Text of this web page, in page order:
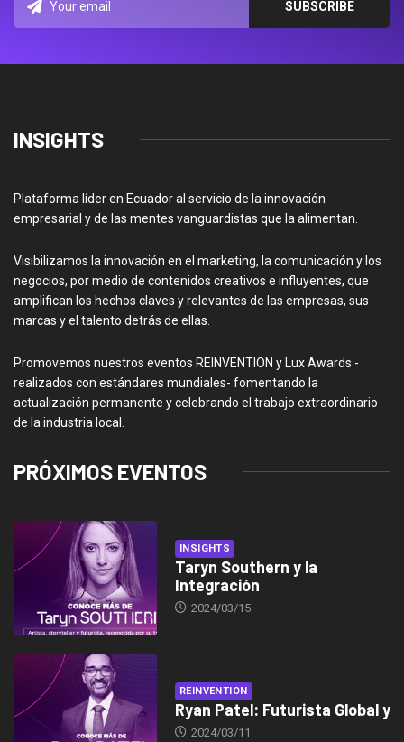
INSIGHTS
Plataforma líder en Ecuador al servicio de la innovación
empresarial y de las mentes vanguardistas que la alimentan.
Visibilizamos la innovación en el marketing, la comunicación y los
negocios, por medio de contenidos creativos e influyentes, que
amplifican los hechos claves y relevantes de las empresas, sus
marcas y el talento detrás de ellas.
Promovemos nuestros eventos REINVENTION y Lux Awards -
realizados con estándares mundiales- fomentando la
actualización permanente y celebrando el trabajo extraordinario
de la industria local.
PRÓXIMOS EVENTOS
INSIGHTS
Taryn Southern y la
Integración
2024/03/15
REINVENTION
Ryan Patel: Futurista Global y
2024/03/11